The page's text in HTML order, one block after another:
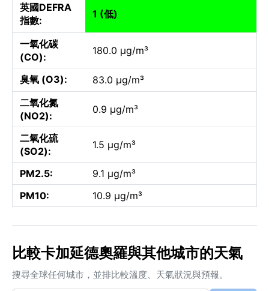
英國DEFRA
指數:
1 (低)
一氧化碳
(CO):
180.0 µg/m³
臭氧 (O3):
83.0 µg/m³
二氧化氮
(NO2):
0.9 µg/m³
二氧化硫
(SO2):
1.5 µg/m³
PM2.5:
9.1 µg/m³
PM10:
10.9 µg/m³
比較卡加延德奧羅與其他城市的天氣
搜尋全球任何城市，並排比較溫度、天氣狀況與預報。